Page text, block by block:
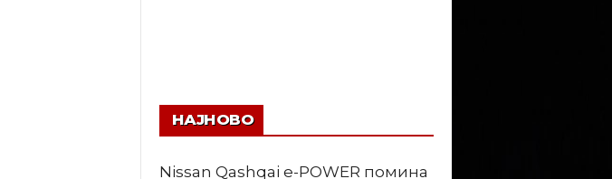
НАЈНОВО
Nissan Qashqai e-POWER помина